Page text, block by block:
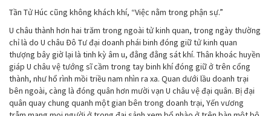
Tần Tử Húc cũng không khách khí, “Việc nằm trong phận sự.”
U châu thành hơn hai trăm trong ngoài tử kinh quan, trong ngày thường
chỉ là do U châu Đô Tư đại doanh phái binh đóng giữ tử kinh quan
thượng bây giờ lại là tinh kỳ âm u, đằng đằng sát khí. Thân khoác huyền
giáp U châu vệ tướng sĩ cầm trong tay binh khí đóng giữ ở trên cổng
thành, như hổ rình mồi triều nam nhìn ra xa. Quan dưới lầu doanh trại
bên ngoài, càng là đóng quân hơn mười vạn U châu vệ đại quân. Bị đại
quân quay chung quanh một gian bên trong doanh trại, Yến vương